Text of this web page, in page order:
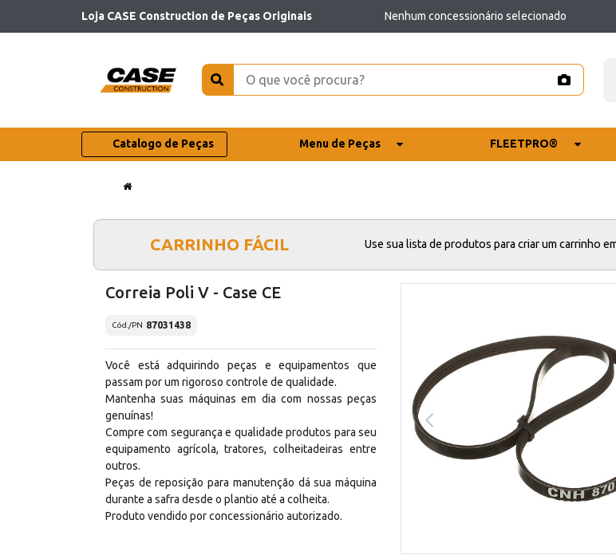
Loja CASE Construction de Peças Originais Nenhum concessionário selecionado
Catalogo de Peças Menu de Peças FLEETPRO®
CARRINHO FÁCIL Use sua lista de produtos para criar um carrinho
Correia Poli V - Case CE
Cód./PN 87031438
Você está adquirindo peças e equipamentos que
passam por um rigoroso controle de qualidade.
Mantenha suas máquinas em dia com nossas peças
genuínas!
Compre com segurança e qualidade produtos para seu
equipamento agrícola, tratores, colheitadeiras entre
outros.
Peças de reposição para manutenção dá sua máquina
durante a safra desde o plantio até a colheita.
Produto vendido por concessionário autorizado.